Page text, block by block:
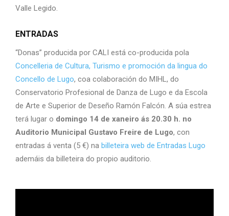
Valle Legido.
ENTRADAS
“Donas” producida por CALI está co-producida pola
Concelleria de Cultura, Turismo e promoción da lingua do
Concello de Lugo, coa colaboración do MIHL, do
Conservatorio Profesional de Danza de Lugo e da Escola
de Arte e Superior de Deseño Ramón Falcón. A súa estrea
terá lugar o domingo 14 de xaneiro ás 20.30 h. no
Auditorio Municipal Gustavo Freire de Lugo, con
entradas á venta (5 €) na billeteira web de Entradas Lugo
ademáis da billeteira do propio auditorio.